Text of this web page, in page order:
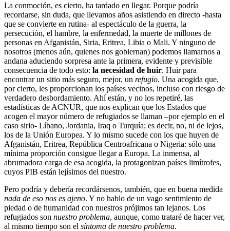
La conmoción, es cierto, ha tardado en llegar. Porque podría
recordarse, sin duda, que llevamos años asistiendo en directo -hasta
que se convierte en rutina- al espectáculo de la guerra, la
persecución, el hambre, la enfermedad, la muerte de millones de
personas en Afganistán, Siria, Eritrea, Libia o Mali. Y ninguno de
nosotros (menos aún, quienes nos gobiernan) podemos llamarnos a
andana aduciendo sorpresa ante la primera, evidente y previsible
consecuencia de todo esto: la necesidad de huir. Huir para
encontrar un sitio más seguro, mejor, un refugio. Una acogida que,
por cierto, les proporcionan los países vecinos, incluso con riesgo de
verdadero desbordamiento. Ahí están, y no los repetiré, las
estadísticas de ACNUR, que nos explican que los Estados que
acogen el mayor número de refugiados se llaman –por ejemplo en el
caso sirio- Líbano, Jordania, Iraq o Turquía; es decir, no, ni de lejos,
los de la Unión Europea. Y lo mismo sucede con los que huyen de
Afganistán, Eritrea, República Centroafricana o Nigeria: sólo una
mínima proporción consigue llegar a Europa. La inmensa, al
abrumadora carga de esa acogida, la protagonizan países limítrofes,
cuyos PIB están lejísimos del nuestro.
Pero podría y debería recordársenos, también, que en buena medida
nada de eso nos es ajeno. Y no hablo de un vago sentimiento de
piedad o de humanidad con nuestros prójimos tan lejanos. Los
refugiados son nuestro problema, aunque, como trataré de hacer ver,
al mismo tiempo son el síntoma de nuestro problema.